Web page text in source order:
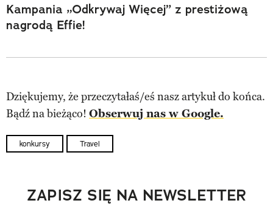
Kampania „Odkrywaj Więcej” z prestiżową
nagrodą Effie!
Dziękujemy, że przeczytałaś/eś nasz artykuł do końca.
Bądź na bieżąco! Obserwuj nas w Google.
konkursy Travel
ZAPISZ SIĘ NA NEWSLETTER